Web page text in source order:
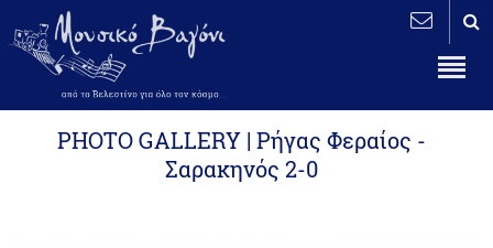
PHOTO GALLERY | Ρήγας Φεραίος -
Σαρακηνός 2-0